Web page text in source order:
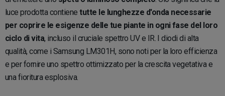
luce prodotta contienetutte le lunghezze d'onda necessarie
per coprire le esigenze delle tue piante in ogni fase del loro
ciclo di vita, incluso il cruciale spettro UV e IR. I diodi di alta
qualità, come i Samsung LM301H, sono noti per la loro efficienza
e per fornire uno spettro ottimizzato per la crescita vegetativa e
una fioritura esplosiva.